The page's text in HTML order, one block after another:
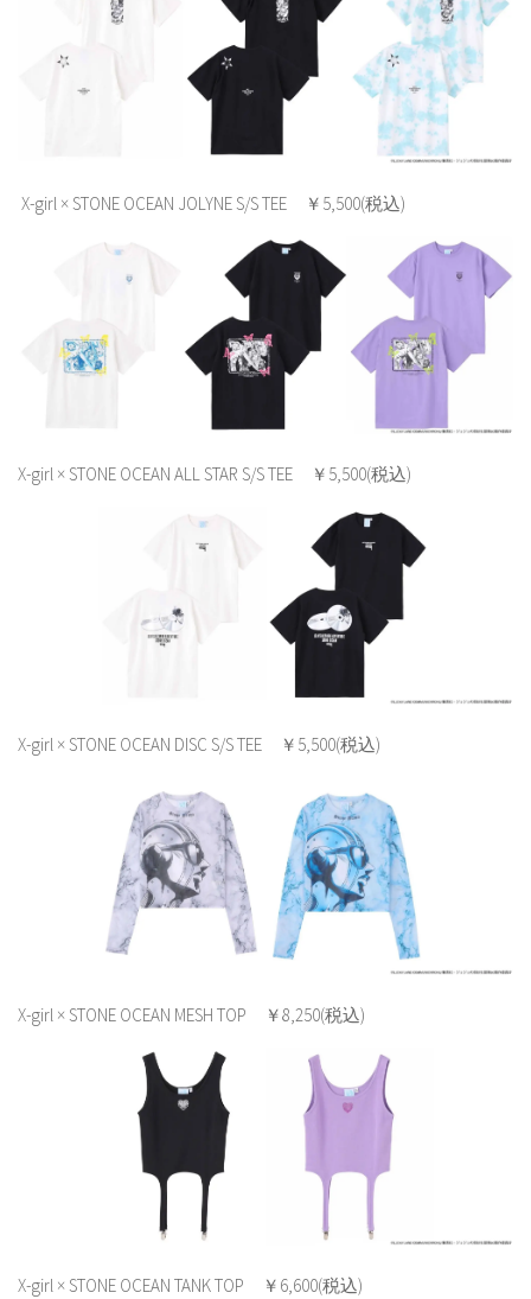
X-girl × STONE OCEAN JOLYNE S/S TEE ￥5,500(税込)
X-girl × STONE OCEAN ALL STAR S/S TEE ￥5,500(税込)
X-girl × STONE OCEAN DISC S/S TEE ￥5,500(税込)
X-girl × STONE OCEAN MESH TOP ￥8,250(税込)
X-girl × STONE OCEAN TANK TOP ￥6,600(税込)